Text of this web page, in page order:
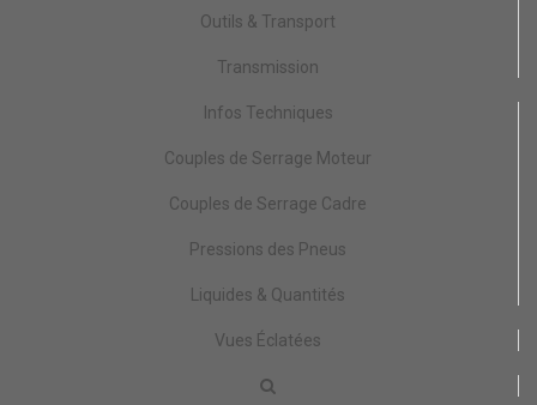
Outils & Transport
Transmission
Infos Techniques
Couples de Serrage Moteur
Couples de Serrage Cadre
Pressions des Pneus
Liquides & Quantités
Vues Éclatées